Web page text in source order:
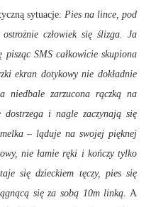
sytuacje: Pies na lince, pod
człowiek się ślizga. Ja
SMS całkowicie skupiona
ekran dotykowy nie dokładnie
niedbale zarzucona rączką na
i nagle zaczynają się
– ląduje na swojej pięknej
nie łamie ręki i kończy tylko
się dzieckiem tęczy, pies się
się za sobą 10m linką. A